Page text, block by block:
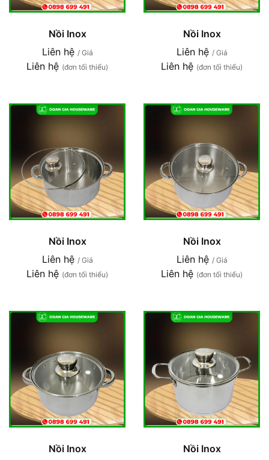
Nồi Inox
Liên hệ / Giá
Liên hệ (đơn tối thiểu)
Nồi Inox
Liên hệ / Giá
Liên hệ (đơn tối thiểu)
Nồi Inox
Liên hệ / Giá
Liên hệ (đơn tối thiểu)
Nồi Inox
Liên hệ / Giá
Liên hệ (đơn tối thiểu)
Nồi Inox
Nồi Inox